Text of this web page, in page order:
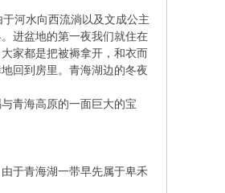
河水向西流淌以及文成公主
进盆地的第一夜我们就住在
家都是把被褥拿开，和衣而
回到房里。青海湖边的冬夜
青海高原的一面巨大的宝
由于青海湖一带早先属于卑禾